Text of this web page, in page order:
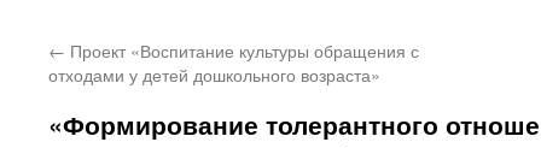
← Проект «Воспитание культуры обращения с
отходами у детей дошкольного возраста»
«Формирование толерантного